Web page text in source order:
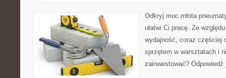
Odkryj moc młota
ułatwi Ci pracę. Ze
wydajność, coraz częściej
sprzętem w warsztatach i
zainwestować?